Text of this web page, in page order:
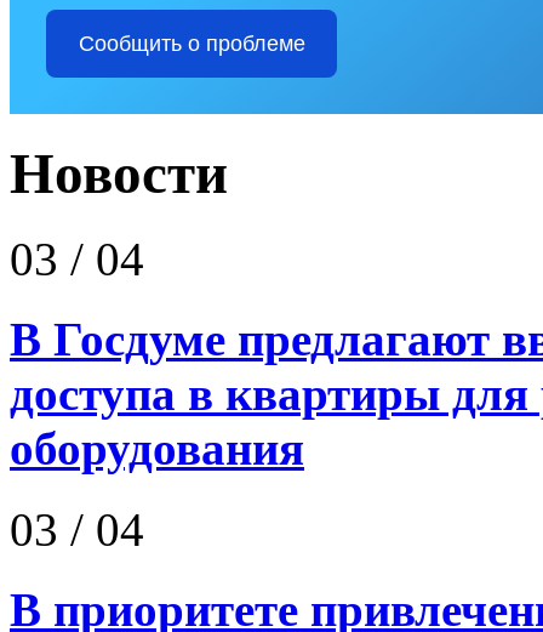
Сообщить о проблеме
Новости
03 / 04
В Госдуме предлагают
доступа в квартиры для
оборудования
03 / 04
В приоритете